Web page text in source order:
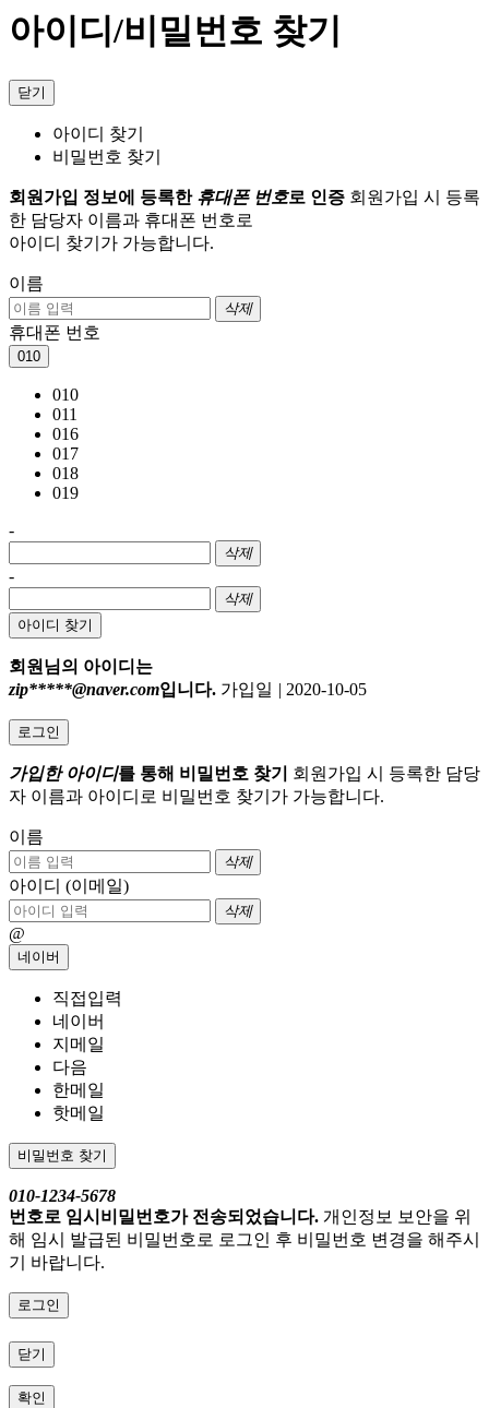
아이디/비밀번호 찾기
닫기
아이디 찾기
비밀번호 찾기
회원가입 정보에 등록한 휴대폰 번호로 인증 회원가입 시 등록
한 담당자 이름과 휴대폰 번호로
아이디 찾기가 가능합니다.
이름
삭제
휴대폰 번호
010
010
011
016
017
018
019
-
삭제
-
삭제
아이디 찾기
회원님의 아이디는
zip*****@naver.com입니다. 가입일 | 2020-10-05
로그인
가입한 아이디를 통해 비밀번호 찾기
회원가입 시 등록한 담당
자 이름과 아이디로 비밀번호 찾기가 가능합니다.
이름
삭제
아이디 (이메일)
삭제
@
네이버
직접입력
네이버
지메일
다음
한메일
핫메일
비밀번호 찾기
010-1234-5678
번호로 임시비밀번호가 전송되었습니다. 개인정보 보안을 위
해 임시 발급된 비밀번호로 로그인 후 비밀번호 변경을 해주시
기 바랍니다.
로그인
닫기
확인